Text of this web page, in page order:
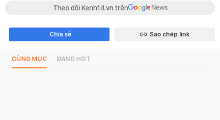
Theo dõi Kenh14.vn trên
Chia sẻ Sao chép link
CÙNG MỤC ĐANG HOT